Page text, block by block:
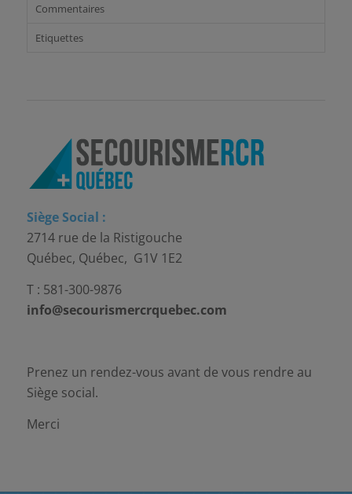
Commentaires
Etiquettes
Siège Social :
2714 rue de la Ristigouche
Québec, Québec, G1V 1E2
T : 581-300-9876
info@secourismercrquebec.com
Prenez un rendez-vous avant de vous rendre au
Siège social.
Merci